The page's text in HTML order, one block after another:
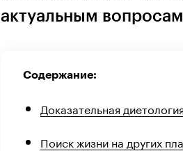
актуальным
Содержание:
Доказательная
Поиск жизни на других